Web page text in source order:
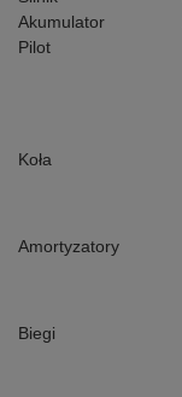
Akumulator
Pilot
Koła
Amortyzatory
Biegi